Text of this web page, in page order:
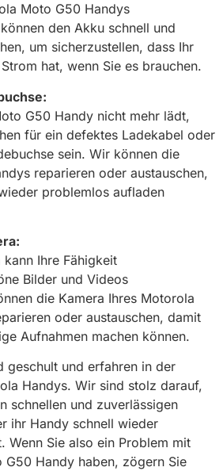
Moto G50 Handys
den Akku schnell und
um sicherzustellen, dass Ihr
hat, wenn Sie es brauchen.
G50 Handy nicht mehr lädt,
für ein defektes Ladekabel oder
sein. Wir können die
reparieren oder austauschen,
problemlos aufladen
Ihre Fähigkeit
Bilder und Videos
die Kamera Ihres Motorola
oder austauschen, damit
Aufnahmen machen können.
geschult und erfahren in der
Handys. Wir sind stolz darauf,
schnellen und zuverlässigen
ihr Handy schnell wieder
Wenn Sie also ein Problem mit
Handy haben, zögern Sie